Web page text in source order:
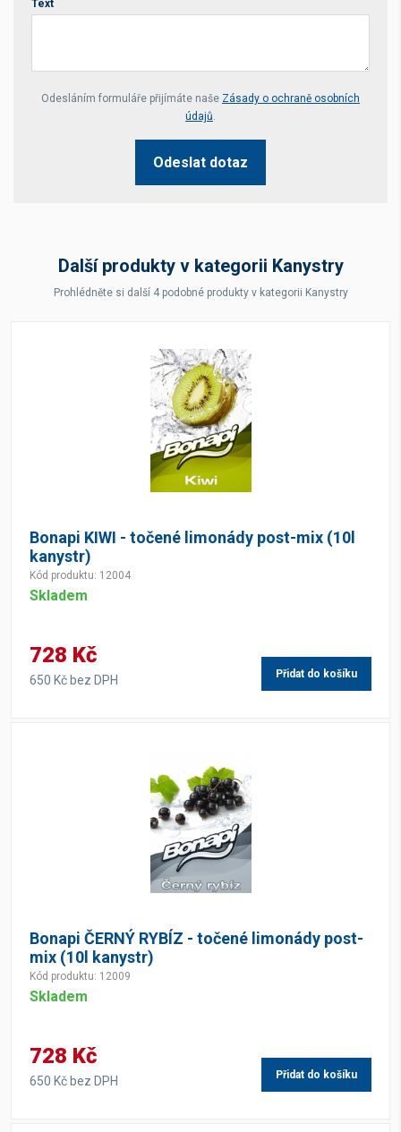
Text
Your website *
Odesláním formuláře přijímáte naše Zásady o ochraně osobních
údajů.
Odeslat dotaz
Další produkty v kategorii Kanystry
Prohlédněte si další 4 podobné produkty v kategorii Kanystry
Bonapi KIWI - točené limonády post-mix (10l
kanystr)
Kód produktu: 12004
Skladem
728 Kč
650 Kč bez DPH Přidat do košíku
Bonapi ČERNÝ RYBÍZ - točené limonády post-
mix (10l kanystr)
Kód produktu: 12009
Skladem
728 Kč
650 Kč bez DPH Přidat do košíku